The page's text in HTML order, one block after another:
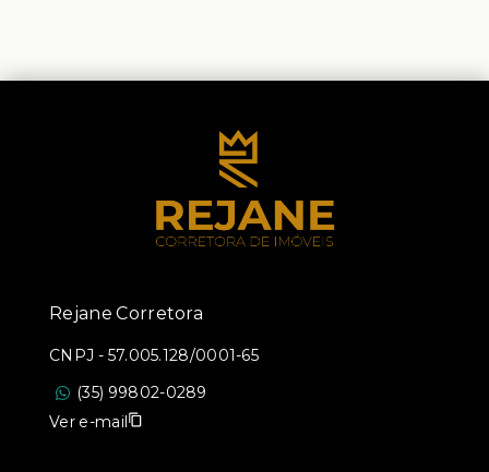
Rejane Corretora
CNPJ - 57.005.128/0001-65
(35) 99802-0289
Ver e-mail